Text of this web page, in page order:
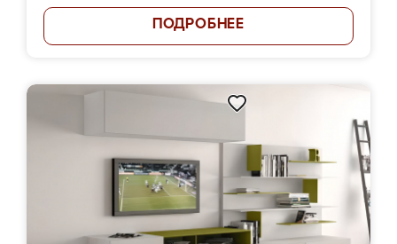
ПОДРОБНЕЕ